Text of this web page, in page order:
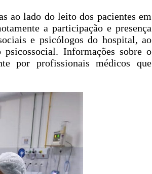
ao lado do leito dos pacientes em
a participação e presença
e psicólogos do hospital, ao
Informações sobre o
por profissionais médicos que